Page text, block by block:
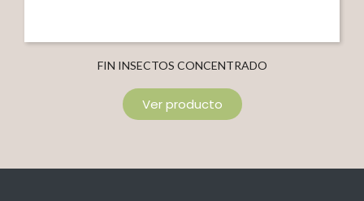
FIN INSECTOS CONCENTRADO
Ver producto